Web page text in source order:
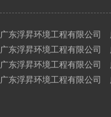
广东浮昇环境工程有限公司
广东浮昇环境工程有限公司
广东浮昇环境工程有限公司
广东浮昇环境工程有限公司